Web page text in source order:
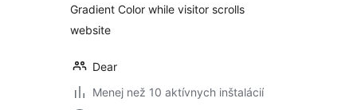
Gradient Color while visitor scrolls
website
Dear
Menej než 10 aktívnych inštalácií